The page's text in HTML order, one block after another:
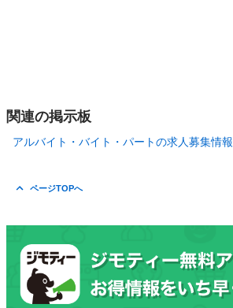
関連の掲示板
アルバイト・バイト・パートの求人募集情報
ページTOPへ